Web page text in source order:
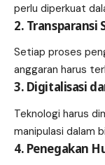
perlu diperkuat
2. Transparansi
Setiap proses
anggaran harus
3. Digitalisasi
Teknologi harus
manipulasi dalam
4. Penegakan